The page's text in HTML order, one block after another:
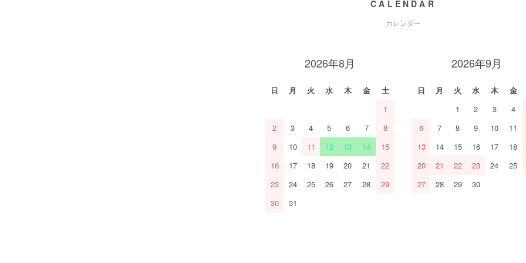
CALENDAR
カレンダー
2026年8月
日 月 火 水 木 金
土
1
2
3 4 5 6 7
8
9
10 11 12 13 14
15
16
17 18 19 20 21
22
23
24 25 26 27 28
29
30
31
2026年9月
日 月 火 水 木 金
1
2 3 4
6
7 8 9 10 11
13
14 15 16 17 18
20
21 22 23 24 25
27
28 29 30